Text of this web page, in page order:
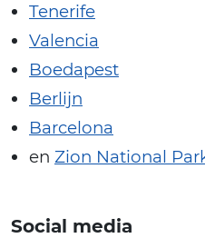
Tenerife
Valencia
Boedapest
Berlijn
Barcelona
en Zion National
Social media